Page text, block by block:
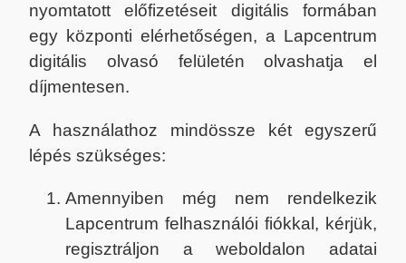
nyomtatott előfizetéseit digitális formában
egy központi elérhetőségen, a Lapcentrum
digitális olvasó felületén olvashatja el
díjmentesen.
A használathoz mindössze két egyszerű
lépés szükséges:
Amennyiben még nem rendelkezik
Lapcentrum felhasználói fiókkal, kérjük,
regisztráljon a weboldalon adatai